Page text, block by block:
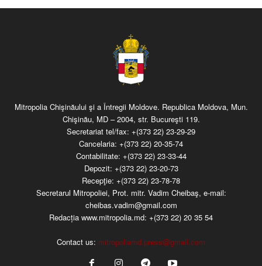
Mitropolia Chişinăului şi a Întregii Moldove. Republica Moldova, Mun.
Chişinău, MD – 2004, str. Bucureşti 119.
Secretariat tel/fax: +(373 22) 23-29-29
Cancelaria: +(373 22) 20-35-74
Contabilitate: +(373 22) 23-33-44
Depozit: +(373 22) 23-20-73
Recepţie: +(373 22) 23-78-78
Secretarul Mitropoliei, Prot. mitr. Vadim Cheibaş, e-mail:
cheibas.vadim@gmail.com
Redacția www.mitropolia.md: +(373 22) 20 35 54
Contact us: mitropoliamd.press@gmail.com